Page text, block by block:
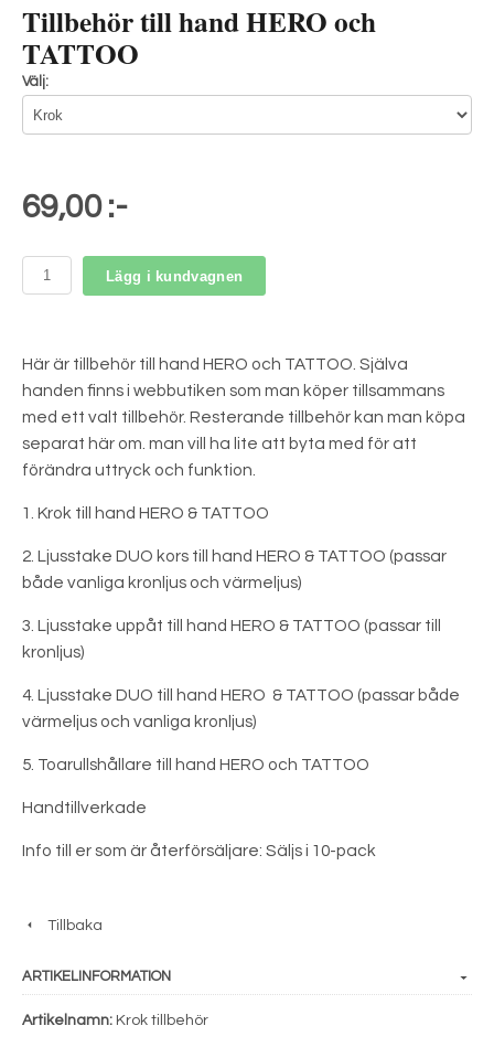
Tillbehör till hand HERO och
TATTOO
Välj:
69,00 :-
Lägg i kundvagnen
Här är tillbehör till hand HERO och TATTOO. Själva
handen finns i webbutiken som man köper tillsammans
med ett valt tillbehör. Resterande tillbehör kan man köpa
separat här om. man vill ha lite att byta med för att
förändra uttryck och funktion.
1. Krok till hand HERO & TATTOO
2. Ljusstake DUO kors till hand HERO & TATTOO (passar
både vanliga kronljus och värmeljus)
3. Ljusstake uppåt till hand HERO & TATTOO (passar till
kronljus)
4. Ljusstake DUO till hand HERO & TATTOO (passar både
värmeljus och vanliga kronljus)
5. Toarullshållare till hand HERO och TATTOO
Handtillverkade
Info till er som är återförsäljare: Säljs i 10-pack
Tillbaka
ARTIKELINFORMATION
Artikelnamn: Krok tillbehör